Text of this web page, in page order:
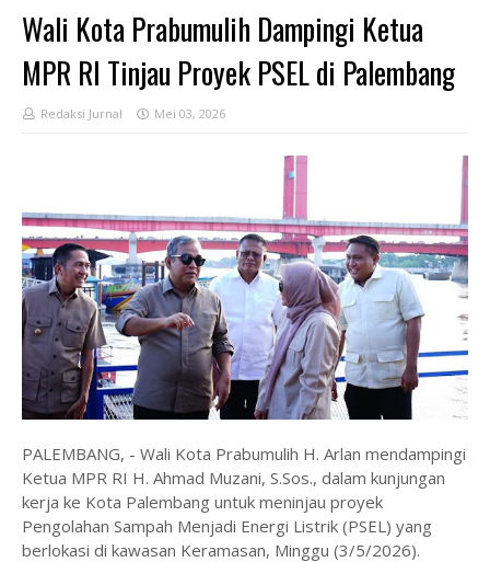
Wali Kota Prabumulih Dampingi Ketua
MPR RI Tinjau Proyek PSEL di Palembang
Redaksi Jurnal Mei 03, 2026
PALEMBANG, - Wali Kota Prabumulih H. Arlan mendampingi
Ketua MPR RI H. Ahmad Muzani, S.Sos., dalam kunjungan
kerja ke Kota Palembang untuk meninjau proyek
Pengolahan Sampah Menjadi Energi Listrik (PSEL) yang
berlokasi di kawasan Keramasan, Minggu (3/5/2026).